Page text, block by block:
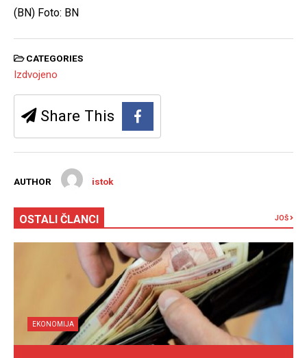
(BN) Foto: BN
CATEGORIES
Izdvojeno
Share This
AUTHOR istok
OSTALI ČLANCI JOŠ
EKONOMIJA